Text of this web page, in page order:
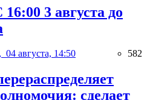
3 августа до
04 августа, 14:50 582
сделает